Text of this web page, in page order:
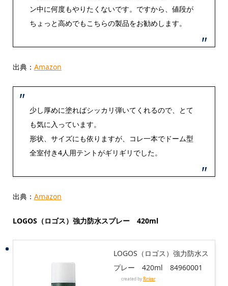
ン中に何度もやりたくないです。ですから、値段が
ちょっと高めでもこちらの製品をお勧めします。
出典： Amazon
少し厚めに塗ればシッカリ弾いてくれるので、とて
も気に入っています。
形状、サイズにも依りますが、コレ一本でドーム型
全室付き4人用テントがギリギリでした。
出典： Amazon
LOGOS（ロゴス）強力防水スプレー 420ml
LOGOS（ロゴス）強力防水ス
プレー 420ml 84960001
created byRinker